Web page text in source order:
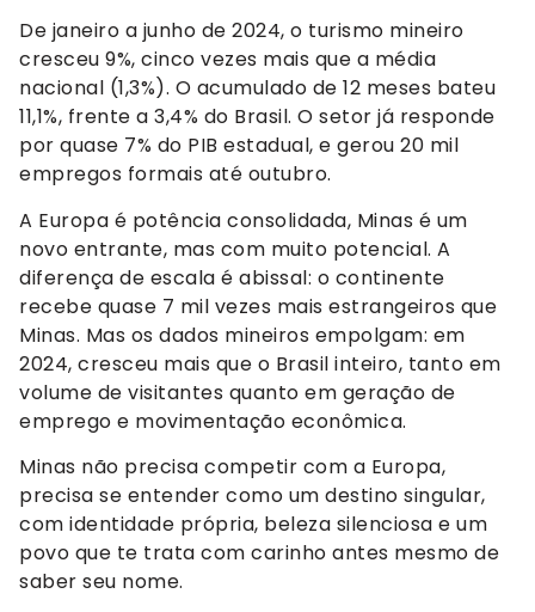
De janeiro a junho de 2024, o turismo mineiro
cresceu 9%, cinco vezes mais que a média
nacional (1,3%). O acumulado de 12 meses bateu
11,1%, frente a 3,4% do Brasil. O setor já responde
por quase 7% do PIB estadual, e gerou 20 mil
empregos formais até outubro.
A Europa é potência consolidada, Minas é um
novo entrante, mas com muito potencial. A
diferença de escala é abissal: o continente
recebe quase 7 mil vezes mais estrangeiros que
Minas. Mas os dados mineiros empolgam: em
2024, cresceu mais que o Brasil inteiro, tanto em
volume de visitantes quanto em geração de
emprego e movimentação econômica.
Minas não precisa competir com a Europa,
precisa se entender como um destino singular,
com identidade própria, beleza silenciosa e um
povo que te trata com carinho antes mesmo de
saber seu nome.